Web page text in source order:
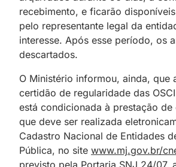
recebimento, e ficarão
pelo representante legal da
interesse. Após esse período, os
descartados.
O Ministério informou, ainda, que
certidão de regularidade das
está condicionada à prestação de
que deve ser realizada
Cadastro Nacional de Entidades
Pública, no site www.mj.gov.br/
previsto pela Portaria SNJ 24/07,